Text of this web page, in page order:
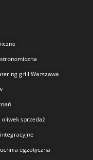
grill Warszawa
oliwek sprzedaż
egzotyczna